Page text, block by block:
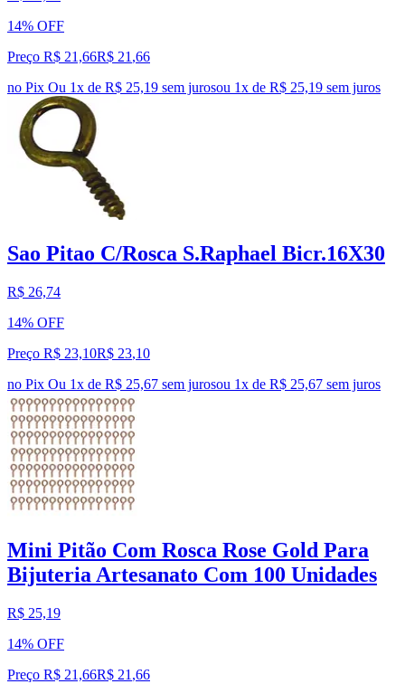
14% OFF
Preço R$ 21,66R$ 21,66
no Pix Ou 1x de R$ 25,19 sem jurosou 1x de R$ 25,19 sem juros
Sao Pitao C/Rosca S.Raphael Bicr.16X30
R$ 26,74
14% OFF
Preço R$ 23,10R$ 23,10
no Pix Ou 1x de R$ 25,67 sem jurosou 1x de R$ 25,67 sem juros
Mini Pitão Com Rosca Rose Gold Para
Bijuteria Artesanato Com 100 Unidades
R$ 25,19
14% OFF
Preço R$ 21,66R$ 21 ,66